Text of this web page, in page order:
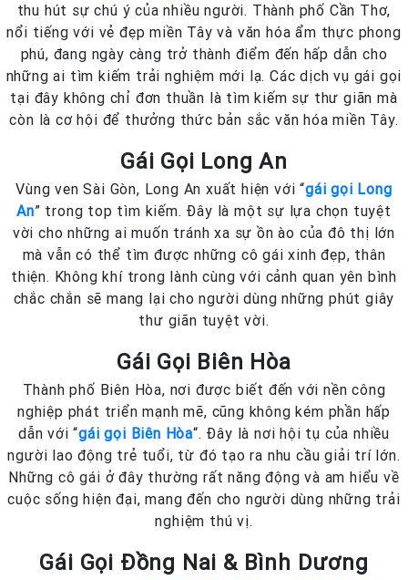
thu hút sự chú ý của nhiều người. Thành phố Cần Thơ,
nổi tiếng với vẻ đẹp miền Tây và văn hóa ẩm thực phong
phú, đang ngày càng trở thành điểm đến hấp dẫn cho
những ai tìm kiếm trải nghiệm mới lạ. Các dịch vụ gái gọi
tại đây không chỉ đơn thuần là tìm kiếm sự thư giãn mà
còn là cơ hội để thưởng thức bản sắc văn hóa miền Tây.
Gái Gọi Long An
Vùng ven Sài Gòn, Long An xuất hiện với “gái gọi Long
An” trong top tìm kiếm. Đây là một sự lựa chọn tuyệt
vời cho những ai muốn tránh xa sự ồn ào của đô thị lớn
mà vẫn có thể tìm được những cô gái xinh đẹp, thân
thiện. Không khí trong lành cùng với cảnh quan yên bình
chắc chắn sẽ mang lại cho người dùng những phút giây
thư giãn tuyệt vời.
Gái Gọi Biên Hòa
Thành phố Biên Hòa, nơi được biết đến với nền công
nghiệp phát triển mạnh mẽ, cũng không kém phần hấp
dẫn với “gái gọi Biên Hòa“. Đây là nơi hội tụ của nhiều
người lao động trẻ tuổi, từ đó tạo ra nhu cầu giải trí lớn.
Những cô gái ở đây thường rất năng động và am hiểu về
cuộc sống hiện đại, mang đến cho người dùng những trải
nghiệm thú vị.
Gái Gọi Đồng Nai & Bình Dương